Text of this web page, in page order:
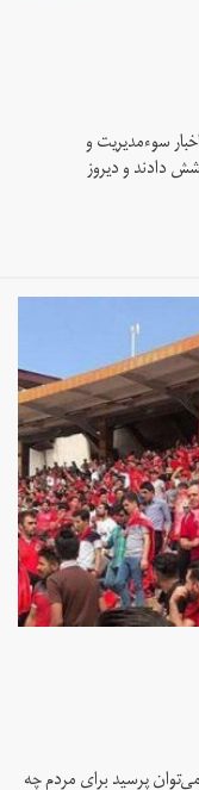
سوءمدیریت و
دادند و دیروز
پرسید برای مردم چه